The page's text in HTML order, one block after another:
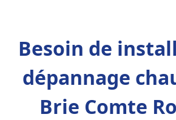
Besoin de
dépannage
Brie Comte